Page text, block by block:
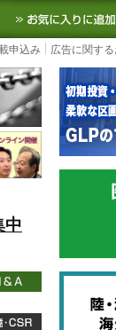
外の最新の物
申込み 広告に関す
中